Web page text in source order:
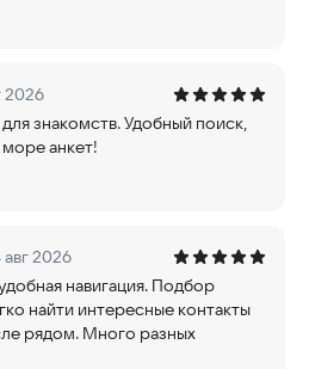
2026
знакомств. Удобный поиск,
анкет!
2026
навигация. Подбор
найти интересные контакты
рядом. Много разных